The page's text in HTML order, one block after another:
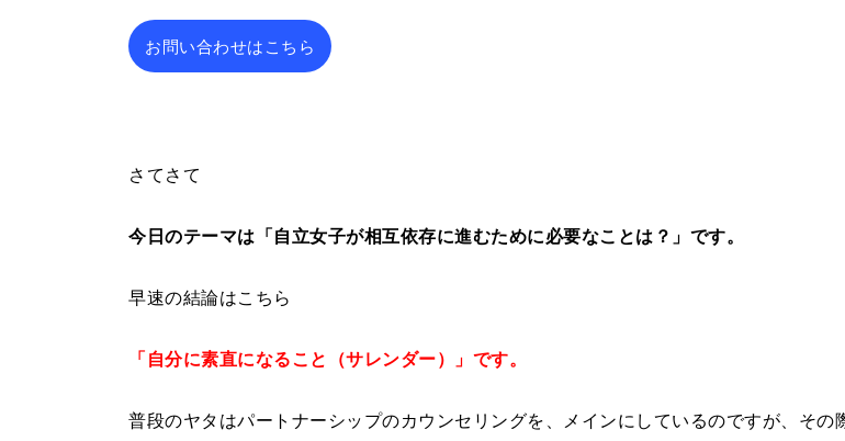
お問い合わせはこちら
さてさて
今日のテーマは「自立女子が相互依存に進むために必要なことは？」です。
早速の結論はこちら
「自分に素直になること（サレンダー）」です。
普段のヤタはパートナーシップのカウンセリングを、メインにしているのですが、その